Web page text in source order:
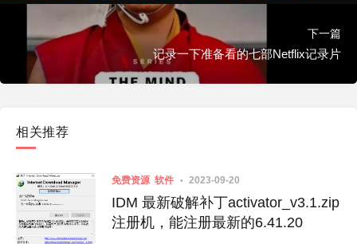
下一篇
记录一下准备看的七部Netflix记录片
相关推荐
免费资源 软件 2023-09-20
IDM 最新破解补丁activator_v3.1.zip
注册机，能注册最新的6.41.20